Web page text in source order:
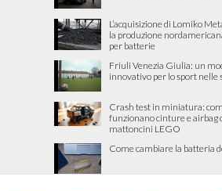
L’acquisizione di Lomiko
la produzione
per batterie
Friuli Venezia Giulia: un
innovativo per lo sport nelle
Crash test in miniatura:
funzionano cinture e airbag
mattoncini LEGO
Come cambiare la batteria